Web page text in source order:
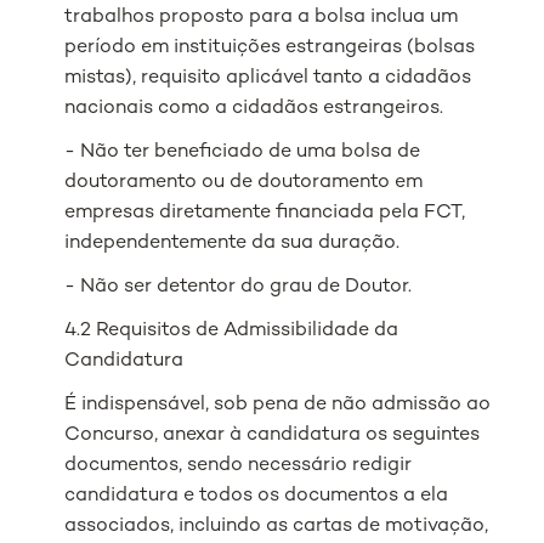
trabalhos proposto para a bolsa inclua um
período em instituições estrangeiras (bolsas
mistas), requisito aplicável tanto a cidadãos
nacionais como a cidadãos estrangeiros.
- Não ter beneficiado de uma bolsa de
doutoramento ou de doutoramento em
empresas diretamente financiada pela FCT,
independentemente da sua duração.
- Não ser detentor do grau de Doutor.
4.2 Requisitos de Admissibilidade da
Candidatura
É indispensável, sob pena de não admissão ao
Concurso, anexar à candidatura os seguintes
documentos, sendo necessário redigir
candidatura e todos os documentos a ela
associados, incluindo as cartas de motivação,